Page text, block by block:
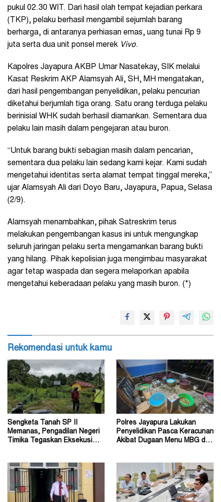
pukul 02.30 WIT. Dari hasil olah tempat kejadian perkara
(TKP), pelaku berhasil mengambil sejumlah barang
berharga, di antaranya perhiasan emas, uang tunai Rp 9
juta serta dua unit ponsel merek Vivo.
Kapolres Jayapura AKBP Umar Nasatekay, SIK melalui
Kasat Reskrim AKP Alamsyah Ali, SH, MH mengatakan,
dari hasil pengembangan penyelidikan, pelaku pencurian
diketahui berjumlah tiga orang. Satu orang terduga pelaku
berinisial WHK sudah berhasil diamankan. Sementara dua
pelaku lain masih dalam pengejaran atau buron.
“Untuk barang bukti sebagian masih dalam pencarian,
sementara dua pelaku lain sedang kami kejar. Kami sudah
mengetahui identitas serta alamat tempat tinggal mereka,”
ujar Alamsyah Ali dari Doyo Baru, Jayapura, Papua, Selasa
(2/9).
Alamsyah menambahkan, pihak Satreskrim terus
melakukan pengembangan kasus ini untuk mengungkap
seluruh jaringan pelaku serta mengamankan barang bukti
yang hilang. Pihak kepolisian juga mengimbau masyarakat
agar tetap waspada dan segera melaporkan apabila
mengetahui keberadaan pelaku yang masih buron. (*)
Rekomendasi untuk kamu
Sengketa Tanah SP II
Memanas, Pengadilan Negeri
Timika Tegaskan Eksekusi
Polres Jayapura Lakukan
Penyelidikan Pasca Keracunan
Akibat Dugaan Menu MBG di